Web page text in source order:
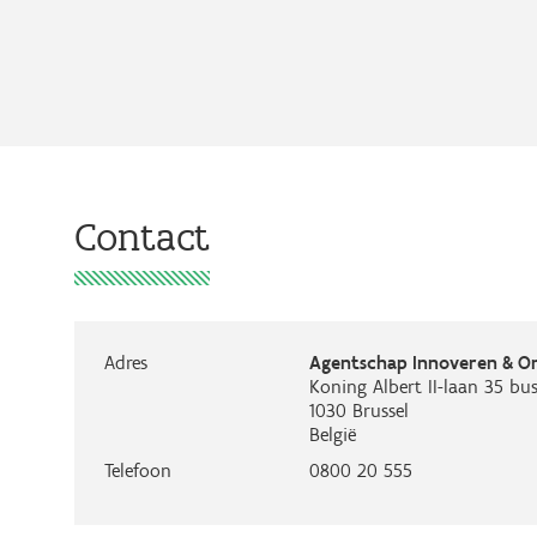
Contact
Adres
Agentschap Innoveren &
Koning Albert II-laan 35
1030 Brussel
België
Telefoon
0800 20 555